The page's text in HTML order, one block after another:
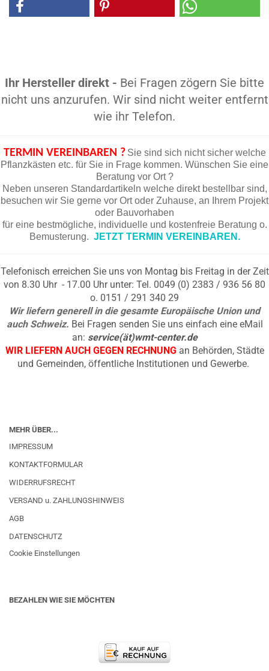
Ihr Hersteller direkt - Bei Fragen zögern Sie bitte
nicht uns anzurufen. Wir sind nicht weiter entfernt
wie ihr Telefon.
TERMIN VEREINBAREN ? Sie sind sich nicht sicher welche
Pflanzkästen etc. für Sie in Frage kommen. Wünschen Sie eine
Beratung vor Ort ?
Neben unseren Standardartikeln welche direkt bestellbar sind,
besuchen wir Sie gerne vor Ort oder Zuhause, an Ihrem Projekt
oder Bauvorhaben
für eine bestmögliche, individuelle und kostenfreie Beratung o.
Bemusterung. JETZT TERMIN VEREINBAREN.
Telefonisch erreichen Sie uns von Montag bis Freitag in der Zeit
von 8.30 Uhr - 17.00 Uhr unter: Tel. 0049 (0) 2383 / 936 56 80
o. 0151 / 291 340 29
Wir liefern generell in die gesamte Europäische Union und
auch Schweiz. Bei Fragen senden Sie uns einfach eine eMail
an: service(ät)wmt-center.de
WIR LIEFERN AUCH GEGEN RECHNUNG an Behörden, Städte
und Gemeinden, öffentliche Institutionen und Gewerbe.
MEHR ÜBER...
IMPRESSUM
KONTAKTFORMULAR
WIDERRUFSRECHT
VERSAND u. ZAHLUNGSHINWEIS
AGB
DATENSCHUTZ
Cookie Einstellungen
BEZAHLEN WIE SIE MÖCHTEN